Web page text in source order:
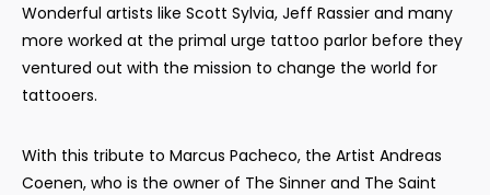
Wonderful artists like Scott Sylvia, Jeff Rassier and many
more worked at the primal urge tattoo parlor before they
ventured out with the mission to change the world for
tattooers.
With this tribute to Marcus Pacheco, the Artist Andreas
Coenen, who is the owner of The Sinner and The Saint